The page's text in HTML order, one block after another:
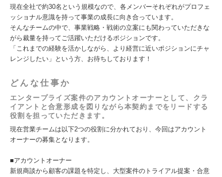
現在全社で約30名という規模なので、各メンバーそれぞれがプロフェ
ッショナル意識を持って事業の成長に向き合っています。
そんなチームの中で、事業戦略・戦術の立案にも関わっていただきな
がら裁量を持ってご活躍いただけるポジションです。
「これまでの経験を活かしながら、より経営に近いポジションにチャ
レンジしたい」という方、お待ちしております！
どんな仕事か
エンタープライズ案件のアカウントオーナーとして、クラ
イアントと合意形成を図りながら本契約までをリードする
役割を担っていただきます。
現在営業チームは以下2つの役割に分かれており、今回はアカウント
オーナーの募集となります。
■アカウントオーナー
新規商談から顧客の課題を特定し、大型案件のトライアル提案・合意